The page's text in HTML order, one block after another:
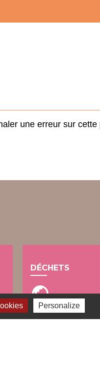
une erreur sur cette
DÉCHETS
public
Personalize